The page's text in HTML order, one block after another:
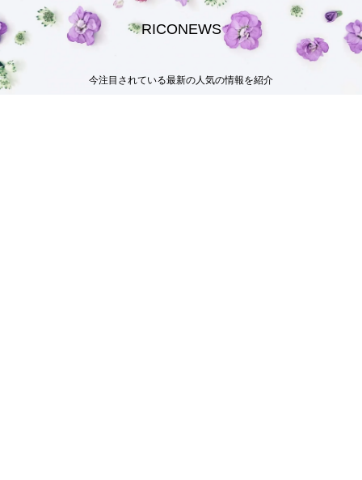
RICONEWS
今注目されている最新の人気の情報を紹介